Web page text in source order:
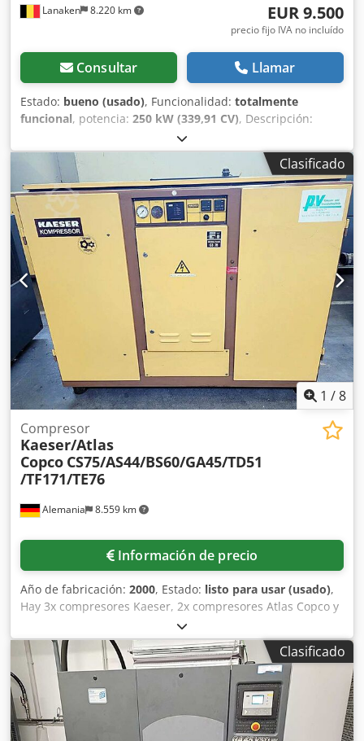
Lanaken 8.220 km EUR 9.500
precio fijo IVA no incluído
Consultar Llamar
Estado: bueno (usado), Funcionalidad: totalmente
funcional, potencia: 250 kW (339,91 CV), Descripción:
Compresor de tornillo ZR 4-52 con secador de tambor
Características: Capacidad 8,00 bar Dsdpfx Aovyrlasftock
Potencia 250 kW Tensión 500 V Caudal de aire l/min 634
Horas de funcionamiento en la última revisión: 50307
Clasificado
1 /8
Alemania 8.559 km
Compresor
Kaeser/Atlas
Copco CS75/AS44/BS60/GA45/TD51
/TF171/TE76
Información de precio
Año de fabricación: 2000, Estado: listo para usar (usado),
Hay 3x compresores Kaeser, 2x compresores Atlas Copco y
3x secadores frigoríficos Kaeser disponibles. 1) Compresor
Kaeser CS 75, año de fabricación: 1992, presión de
funcionamiento: 10bar, horas de funcionamiento: 38265h.
2) Compresor Kaeser AS 44, año de fabricación: 1999,
presión de servicio: 8,5bar, horas de servicio: 41564h. 3)
Compresor Kaeser BS 60, año de fabricación: 1983, presión
de servicio: 7,5bar, horas de servicio: 50674h. 4)
Clasificado